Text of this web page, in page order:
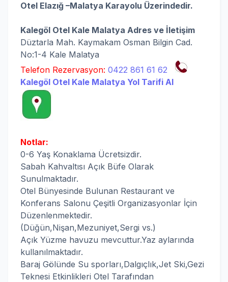
Otel Elazığ –Malatya Karayolu Üzerindedir.
Kalegöl Otel Kale Malatya Adres ve İletişim
Düztarla Mah. Kaymakam Osman Bilgin Cad.
No:1-4 Kale Malatya
Telefon Rezervasyon: 0422 861 61 62
Kalegöl Otel Kale Malatya Yol Tarifi Al
Notlar:
0-6 Yaş Konaklama Ücretsizdir.
Sabah Kahvaltısı Açık Büfe Olarak
Sunulmaktadır.
Otel Bünyesinde Bulunan Restaurant ve
Konferans Salonu Çeşitli Organizasyonlar İçin
Düzenlenmektedir.
(Düğün,Nişan,Mezuniyet,Sergi vs.)
Açık Yüzme havuzu mevcuttur.Yaz aylarında
kullanılmaktadır.
Baraj Gölünde Su sporları,Dalgıçlık,Jet Ski,Gezi
Teknesi Etkinlikleri Otel Tarafından